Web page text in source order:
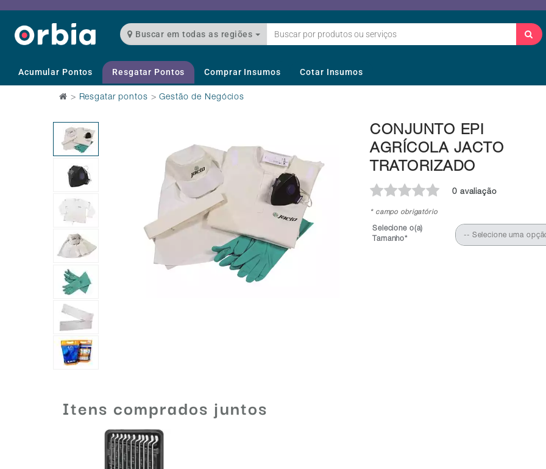
Buscar em todas as regiões
Acumular Pontos Resgatar Pontos Comprar Insumos Cotar Insumos
> Resgatar pontos >Gestão de Negócios
CONJUNTO EPI
AGRÍCOLA JACTO
TRATORIZADO
0 avaliação
* campo obrigatório
Selecione o(a)
Tamanho*
-- Selecione uma
Itens comprados juntos